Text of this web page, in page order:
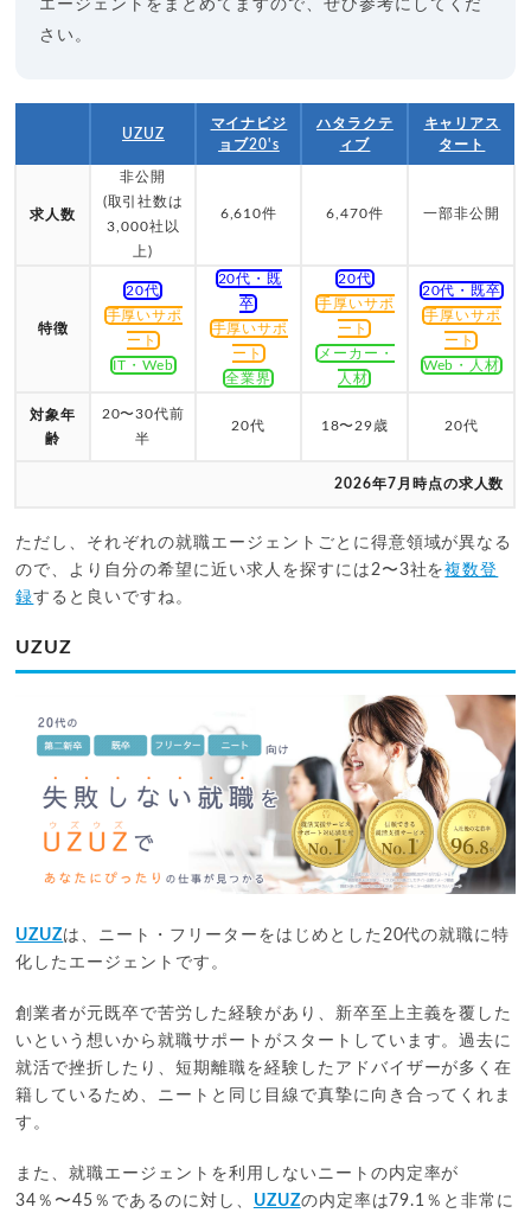
エージェントをまとめてますので、ぜひ参考にしてくだ
さい。
UZUZ
マイナビジ
ョブ20's
ハタラクテ
ィブ
キャリアス
タート
求人数
非公開
(取引社数は
3,000社以
上)
6,610件 6,470件 一部非公開
特徴
20代
手厚いサポ
ート
IT・Web
20代・既
卒
手厚いサポ
ート
全業界
20代
手厚いサポ
ート
メーカー・
人材
20代・既卒
手厚いサポ
ート
Web・人材
対象年
齢
20〜30代前
半
20代 18〜29歳 20代
2026年7月時点の求人数
ただし、それぞれの就職エージェントごとに得意領域が異なる
ので、より自分の希望に近い求人を探すには2〜3社を複数登
録すると良いですね。
UZUZ
UZUZは、ニート・フリーターをはじめとした20代の就職に特
化したエージェントです。
創業者が元既卒で苦労した経験があり、新卒至上主義を覆した
いという想いから就職サポートがスタートしています。過去に
就活で挫折したり、短期離職を経験したアドバイザーが多く在
籍しているため、ニートと同じ目線で真摯に向き合ってくれま
す。
また、就職エージェントを利用しないニートの内定率が
34％〜45％であるのに対し、 UZUZの内定率は79.1％と非常に